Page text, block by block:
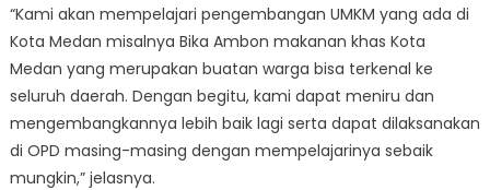
“Kami akan mempelajari pengembangan UMKM yang ada di
Kota Medan misalnya Bika Ambon makanan khas Kota
Medan yang merupakan buatan warga bisa terkenal ke
seluruh daerah. Dengan begitu, kami dapat meniru dan
mengembangkannya lebih baik lagi serta dapat dilaksanakan
di OPD masing-masing dengan mempelajarinya sebaik
mungkin,” jelasnya.